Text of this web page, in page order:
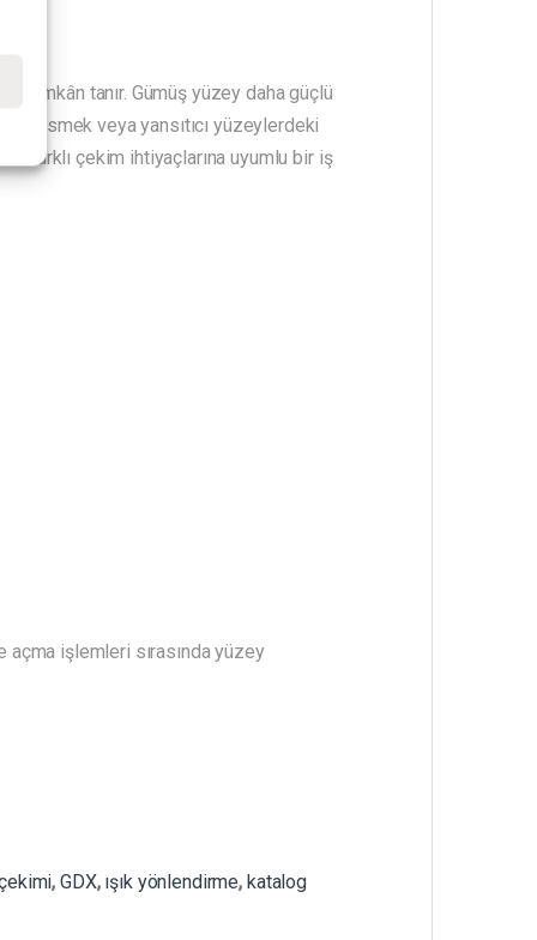
imkân tanır. Gümüş yüzey daha güçlü
kesmek veya yansıtıcı yüzeylerdeki
farklı çekim ihtiyaçlarına uyumlu bir iş
açma işlemleri sırasında yüzey
,GDX, ışık yönlendirme, katalog